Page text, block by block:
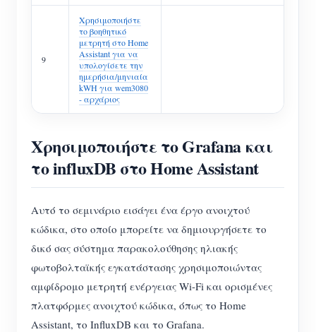
9
Χρησιμοποιήστε
το βοηθητικό
μετρητή στο Home
Assistant για να
υπολογίσετε την
ημερήσια/μηνιαία
kWH για wem3080
- αρχάριος
Χρησιμοποιήστε το Grafana και
το influxDB στο Home Assistant
Αυτό το σεμινάριο εισάγει ένα έργο ανοιχτού
κώδικα, στο οποίο μπορείτε να δημιουργήσετε το
δικό σας σύστημα παρακολούθησης ηλιακής
φωτοβολταϊκής εγκατάστασης χρησιμοποιώντας
αμφίδρομο μετρητή ενέργειας Wi-Fi και ορισμένες
πλατφόρμες ανοιχτού κώδικα, όπως το Home
Assistant, το InfluxDB και το Grafana.